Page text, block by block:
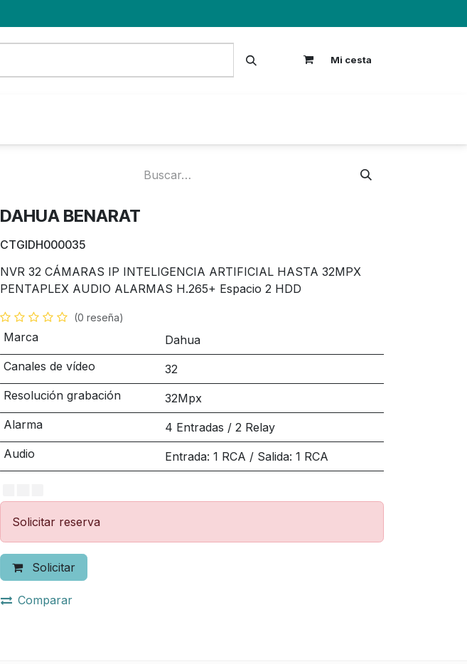
Mi cesta
DAHUA BENARAT
CTGIDH000035
NVR 32 CÁMARAS IP INTELIGENCIA ARTIFICIAL HASTA 32MPX
PENTAPLEX AUDIO ALARMAS H.265+ Espacio 2 HDD
(0 reseña)
Marca
Dahua
Canales de vídeo
32
Resolución grabación
32Mpx
Alarma
4 Entradas / 2 Relay
Audio
Entrada: 1 RCA / Salida: 1 RCA
Solicitar reserva
Solicitar
Comparar